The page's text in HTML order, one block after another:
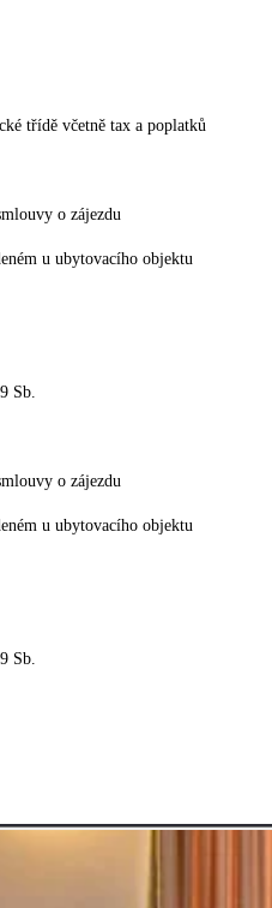
třídě včetně tax a poplatků
o zájezdu
u ubytovacího objektu
Sb.
o zájezdu
u ubytovacího objektu
Sb.